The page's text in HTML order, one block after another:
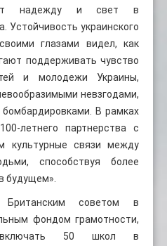
надежду и свет в
Устойчивость украинского
глазами видел, как
поддерживать чувство
и молодежи Украины,
невзгодами,
В рамках
летнего партнерства с
культурные связи между
способствуя более
будущем».
Британским советом в
фондом грамотности,
включать 50 школ в